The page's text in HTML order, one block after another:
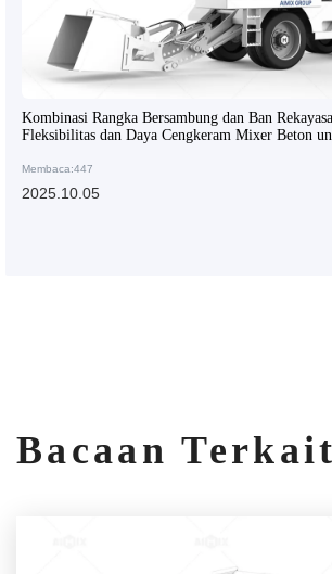
Kombinasi Rangka Bersambung dan Ban
Fleksibilitas dan Daya Cengkeram Mixer Beton
Membaca:447
2025.10.05
Bacaan Terkait